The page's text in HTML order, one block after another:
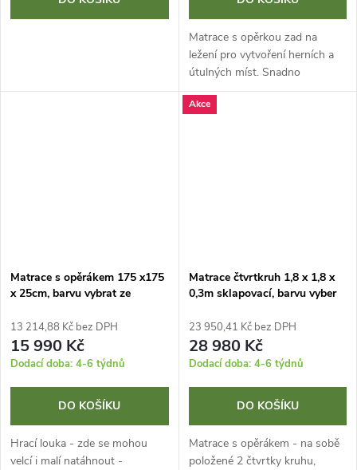
Matrace s opěrkou zad na
ležení pro vytvoření herních a
útulných míst. Snadno
snímatelný potah na zip Potah
z umělé kůže, proto zcela
Matrace s opěrákem 175 x175
x 25cm, barvu vybrat ze
13 214,88 Kč bez DPH
15 990 Kč
Dodací doba: 4-6 týdnů
DO KOŠÍKU
Hrací louka - zde se mohou
velcí i malí natáhnout -
Akce
Matrace čtvrtkruh 1,8 x 1,8 x
0,3m sklapovací, barvu vyber
23 950,41 Kč bez DPH
28 980 Kč
Dodací doba: 4-6 týdnů
DO KOŠÍKU
Matrace s opěrákem - na sobě
položené 2 čtvrtky kruhu,